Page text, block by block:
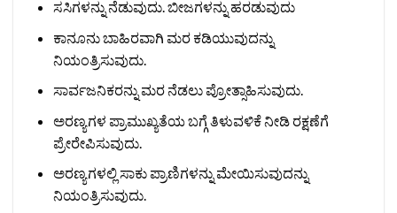
ಸಸಿಗಳನ್ನು ನೆಡುವುದು. ಬೀಜಗಳನ್ನು ಹರಡುವುದು
ಕಾನೂನು ಬಾಹಿರವಾಗಿ ಮರ ಕಡಿಯುವುದನ್ನು
ನಿಯಂತ್ರಿಸುವುದು.
ಸಾರ್ವಜನಿಕರನ್ನು ಮರ ನೆಡಲು ಪ್ರೋತ್ಸಾಹಿಸುವುದು.
ಅರಣ್ಯಗಳ ಪ್ರಾಮುಖ್ಯತೆಯ ಬಗ್ಗೆ ತಿಳುವಳಿಕೆ ನೀಡಿ ರಕ್ಷಣೆಗೆ
ಪ್ರೇರೇಪಿಸುವುದು.
ಅರಣ್ಯಗಳಲ್ಲಿ ಸಾಕು ಪ್ರಾಣಿಗಳನ್ನು ಮೇಯಿಸುವುದನ್ನು
ನಿಯಂತ್ರಿಸುವುದು.